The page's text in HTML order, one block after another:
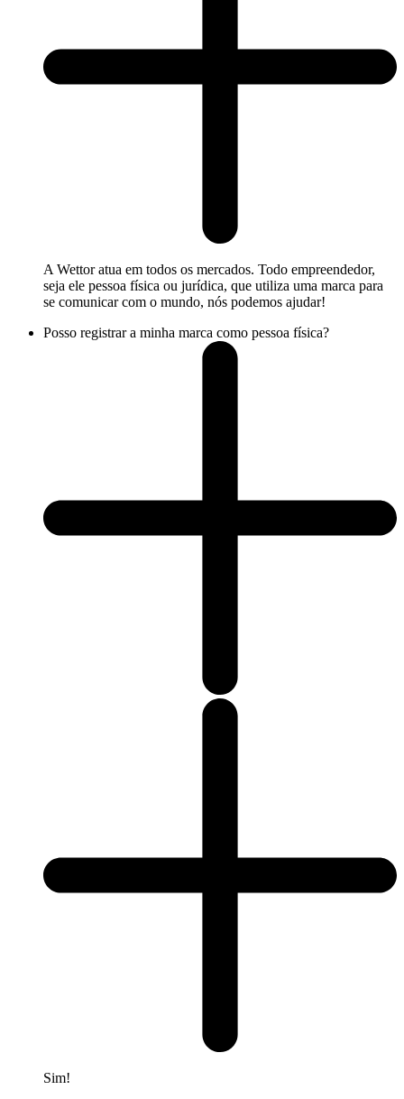
A Wettor atua em todos os mercados. Todo empreendedor,
seja ele pessoa física ou jurídica, que utiliza uma marca para
se comunicar com o mundo, nós podemos ajudar!
Posso registrar a minha marca como pessoa física?
Sim!